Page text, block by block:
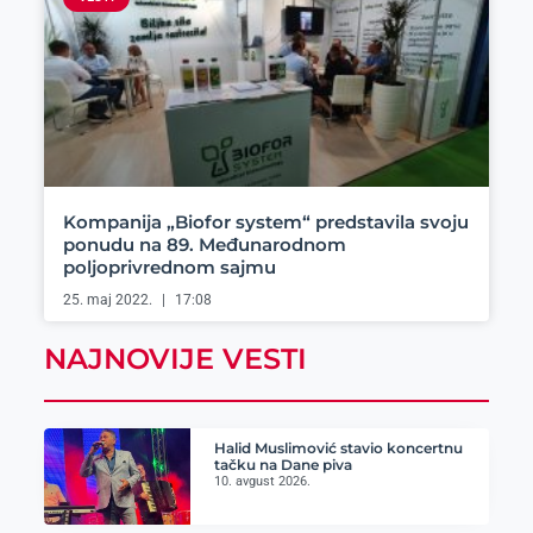
Kompanija „Biofor system“ predstavila svoju
ponudu na 89. Međunarodnom
poljoprivrednom sajmu
25. maj 2022. 17:08
NAJNOVIJE VESTI
Halid Muslimović stavio koncertnu
tačku na Dane piva
10. avgust 2026.